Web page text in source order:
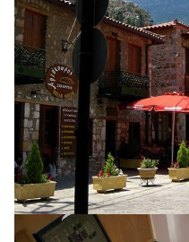
INNLENT
Óvissa með